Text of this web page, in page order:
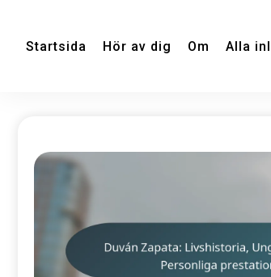
Startsida Hör av dig Om Alla